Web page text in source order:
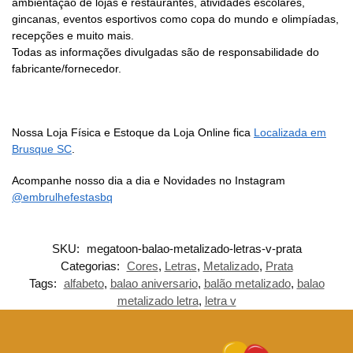
gincanas, eventos esportivos como copa do mundo e olimpíadas,
recepções e muito mais.
Todas as informações divulgadas são de responsabilidade do
fabricante/fornecedor.
Nossa Loja Física e Estoque da Loja Online fica Localizada em
Brusque SC
Acompanhe nosso dia a dia e Novidades no Instagram
@embrulhefestasbq
SKU:
megatoon-balao-metalizado-letras-v-prata
Categorias: Cores, Letras, Metalizado, Prata
Tags: alfabeto, balao aniversario, balão metalizado, balao
metalizado letra, letra v